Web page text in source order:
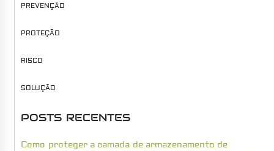
PREVENÇÃO
PROTEÇÃO
RISCO
SOLUÇÃO
POSTS RECENTES
Como proteger a camada de armazenamento de